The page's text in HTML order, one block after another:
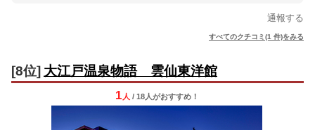
通報する
すべてのクチコミ(1 件)をみる
[8位] 大江戸温泉物語 雲仙東洋館
1 人 / 18人がおすすめ！